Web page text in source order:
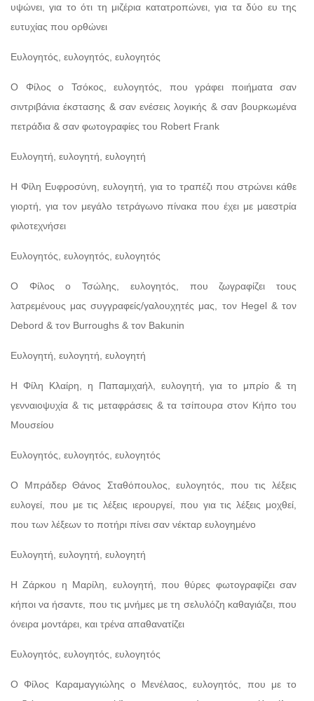
υψώνει, για το ότι τη μιζέρια κατατροπώνει, για τα δύο ευ της
ευτυχίας που ορθώνει
Ευλογητός, ευλογητός, ευλογητός
Ο Φίλος ο Τσόκος, ευλογητός, που γράφει ποιήματα σαν
σιντριβάνια έκστασης & σαν ενέσεις λογικής & σαν βουρκωμένα
πετράδια & σαν φωτογραφίες του Robert Frank
Ευλογητή, ευλογητή, ευλογητή
Η Φίλη Ευφροσύνη, ευλογητή, για το τραπέζι που στρώνει κάθε
γιορτή, για τον μεγάλο τετράγωνο πίνακα που έχει με μαεστρία
φιλοτεχνήσει
Ευλογητός, ευλογητός, ευλογητός
Ο Φίλος ο Τσώλης, ευλογητός, που ζωγραφίζει τους
λατρεμένους μας συγγραφείς/γαλουχητές μας, τον Hegel & τον
Debord & τον Burroughs & τον Bakunin
Ευλογητή, ευλογητή, ευλογητή
Η Φίλη Κλαίρη, η Παπαμιχαήλ, ευλογητή, για το μπρίο & τη
γενναιοψυχία & τις μεταφράσεις & τα τσίπουρα στον Κήπο του
Μουσείου
Ευλογητός, ευλογητός, ευλογητός
Ο Μπράδερ Θάνος Σταθόπουλος, ευλογητός, που τις λέξεις
ευλογεί, που με τις λέξεις ιερουργεί, που για τις λέξεις μοχθεί,
που των λέξεων το ποτήρι πίνει σαν νέκταρ ευλογημένο
Ευλογητή, ευλογητή, ευλογητή
Η Ζάρκου η Μαρίλη, ευλογητή, που θύρες φωτογραφίζει σαν
κήποι να ήσαντε, που τις μνήμες με τη σελυλόζη καθαγιάζει, που
όνειρα μοντάρει, και τρένα απαθανατίζει
Ευλογητός, ευλογητός, ευλογητός
Ο Φίλος Καραμαγγιώλης ο Μενέλαος, ευλογητός, που με το